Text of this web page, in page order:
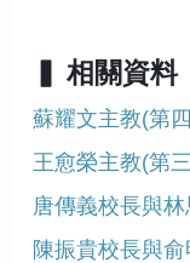
相關資料
蘇耀文主教(第
王愈榮主教(第
唐傳義校長與
陳振貴校長與